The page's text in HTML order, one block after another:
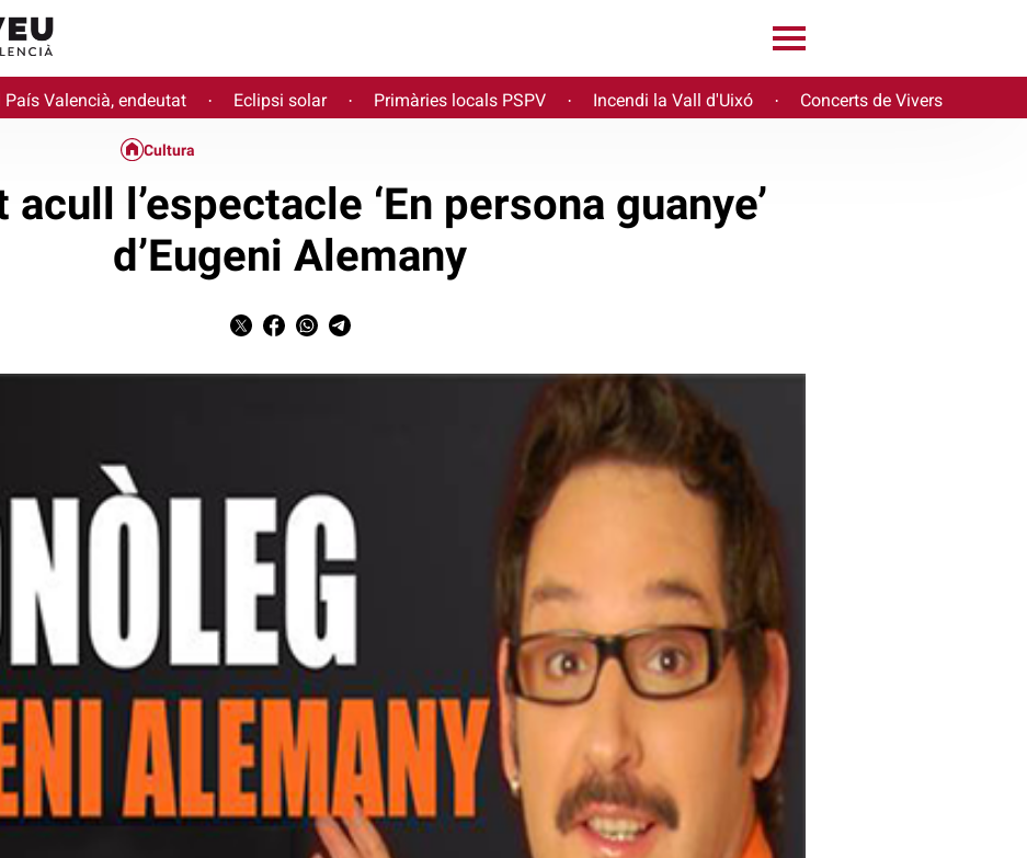
País Valencià, endeutat · Eclipsi solar · Primàries locals PSPV · Incendi la Vall d'Uixó · Concerts de Vivers
Cultura
l’espectacle ‘En persona guanye’
d’Eugeni Alemany